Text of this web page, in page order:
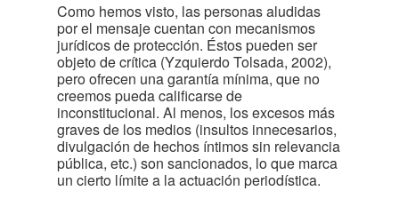
Como hemos visto, las personas aludidas
por el mensaje cuentan con mecanismos
jurídicos de protección. Éstos pueden ser
objeto de crítica (Yzquierdo Tolsada, 2002),
pero ofrecen una garantía mínima, que no
creemos pueda calificarse de
inconstitucional. Al menos, los excesos más
graves de los medios (insultos innecesarios,
divulgación de hechos íntimos sin relevancia
pública, etc.) son sancionados, lo que marca
un cierto límite a la actuación periodística.